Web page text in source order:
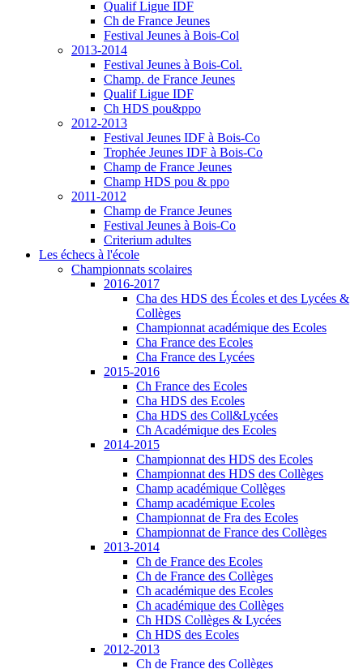
Qualif Ligue IDF
Ch de France Jeunes
Festival Jeunes à Bois-Col
2013-2014
Festival Jeunes à Bois-Col.
Champ. de France Jeunes
Qualif Ligue IDF
Ch HDS pou&ppo
2012-2013
Festival Jeunes IDF à Bois-Co
Trophée Jeunes IDF à Bois-Co
Champ de France Jeunes
Champ HDS pou & ppo
2011-2012
Champ de France Jeunes
Festival Jeunes à Bois-Co
Criterium adultes
Les échecs à l'école
Championnats scolaires
2016-2017
Cha des HDS des Écoles et des Lycées &
Collèges
Championnat académique des Ecoles
Cha France des Ecoles
Cha France des Lycées
2015-2016
Ch France des Ecoles
Cha HDS des Ecoles
Cha HDS des Coll&Lycées
Ch Académique des Ecoles
2014-2015
Championnat des HDS des Ecoles
Championnat des HDS des Collèges
Champ académique Collèges
Champ académique Ecoles
Championnat de Fra des Ecoles
Championnat de France des Collèges
2013-2014
Ch de France des Ecoles
Ch de France des Collèges
Ch académique des Ecoles
Ch académique des Collèges
Ch HDS Collèges & Lycées
Ch HDS des Ecoles
2012-2013
Ch de France des Collèges